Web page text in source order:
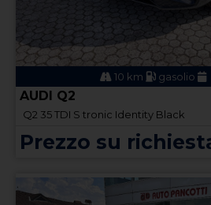
10 km gasolio
AUDI Q2
Q2 35 TDI S tronic Identity Black
Prezzo su